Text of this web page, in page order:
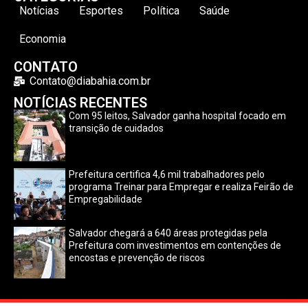
Notícias Esportes Política Saúde
Economia
CONTATO
Contato@diabahia.com.br
NOTÍCIAS RECENTES
Com 95 leitos, Salvador ganha hospital focado em
transição de cuidados
Prefeitura certifica 4,6 mil trabalhadores pelo
programa Treinar para Empregar e realiza Feirão de
Empregabilidade
Salvador chegará a 640 áreas protegidas pela
Prefeitura com investimentos em contenções de
encostas e prevenção de riscos